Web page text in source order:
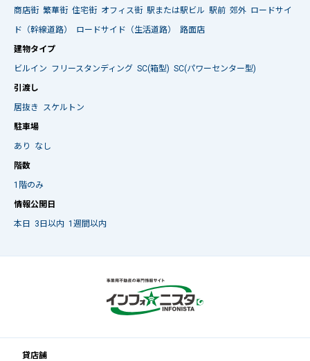
商店街 繁華街 住宅街 オフィス街 駅または駅ビル 駅前 郊外 ロードサイ
ド（幹線道路）
ロードサイド（生活道路）
路面店
建物タイプ
ビルイン フリースタンディング SC(箱型) SC(パワーセンター型)
引渡し
居抜き
スケルトン
駐車場
あり
なし
階数
1階のみ
情報公開日
本日 3日以内 1週間以内
貸店舗